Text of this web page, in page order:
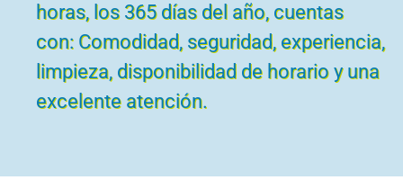
horas, los 365 días del año, cuentas
con: Comodidad, seguridad, experiencia,
limpieza, disponibilidad de horario y una
excelente atención.